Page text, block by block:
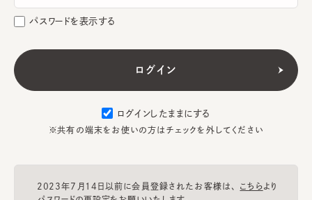
パスワードを表示する
ログインしたままにする
※共有の端末をお使いの方はチェックを外してください
2023年7月14日以前に会員登録されたお客様は、 こちらより